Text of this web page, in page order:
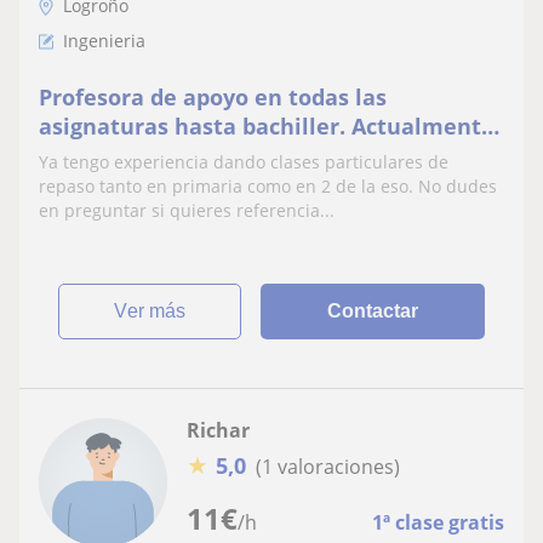
Logroño
Ingenieria
Profesora de apoyo en todas las
asignaturas hasta bachiller. Actualmente
estoy estudiando una ingeniería.
Ya tengo experiencia dando clases particulares de
repaso tanto en primaria como en 2 de la eso. No dudes
en preguntar si quieres referencia...
ver más Contactar
11€/h 1ª clase gratis
Richar
★ 5,0 (1 valoraciones)